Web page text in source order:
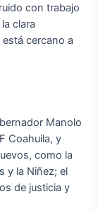
con trabajo
clara
cercano a
Manolo
Coahuila, y
como la
y la Niñez; el
de justicia y